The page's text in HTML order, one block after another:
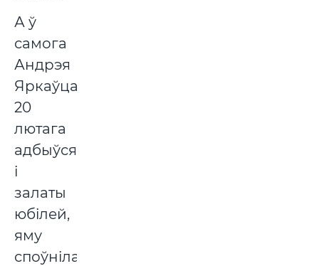
А ў
самога
Андрэя
Яркаўца
20
лютага
адбыўся
і
залаты
юбілей,
яму
споўнілася